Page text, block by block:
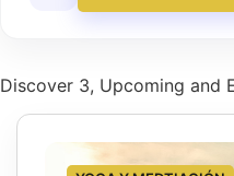
Discover 3, Upcoming and